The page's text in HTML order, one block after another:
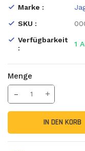
Marke :
SKU :
Verfügbarkeit
:
1
Menge
Translation missing:
Menge
IN DEN KORB